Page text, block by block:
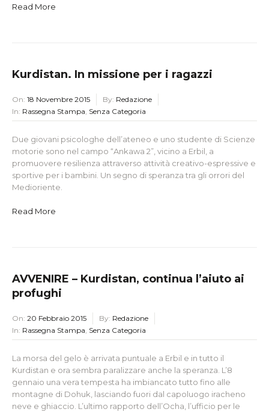
Read More
Kurdistan. In missione per i ragazzi
On: 18 Novembre 2015 By: Redazione
In: Rassegna Stampa, Senza Categoria
Due giovani psicologhe dell’ateneo e uno studente di Scienze
motorie sono nel campo “Ankawa 2”, vicino a Erbil, a
promuovere resilienza attraverso attività creativo-espressive e
sportive per i bambini. Un segno di speranza tra gli orrori del
Medioriente.
Read More
AVVENIRE – Kurdistan, continua l’aiuto ai
profughi
On: 20 Febbraio 2015 By: Redazione
In: Rassegna Stampa, Senza Categoria
La morsa del gelo è arrivata puntuale a Erbil e in tutto il
Kurdistan e ora sembra paralizzare anche la speranza. L’8
gennaio una vera tempesta ha imbiancato tutto fino alle
montagne di Dohuk, lasciando fuori dal capoluogo iracheno
neve e ghiaccio. L’ultimo rapporto dell’Ocha, l’ufficio per le